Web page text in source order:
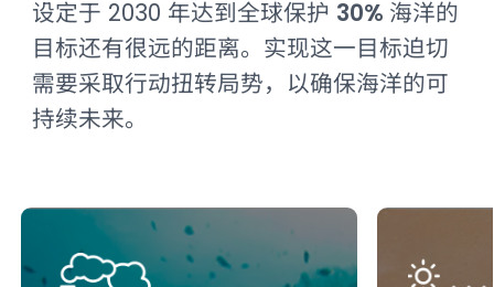
设定于 2030 年达到全球保护 30% 海洋的
目标还有很远的距离。实现这一目标迫切
需要采取行动扭转局势，以确保海洋的可
持续未来。